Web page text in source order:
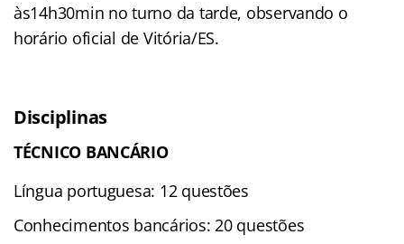
às14h30min no turno da tarde, observando o
horário oficial de Vitória/ES.
Disciplinas
TÉCNICO BANCÁRIO
Língua portuguesa: 12 questões
Conhecimentos bancários: 20 questões